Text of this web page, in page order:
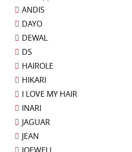
ANDIS
DAYO
DEWAL
DS
HAIROLE
HIKARI
I LOVE MY HAIR
INARI
JAGUAR
JEAN
JOEWELL